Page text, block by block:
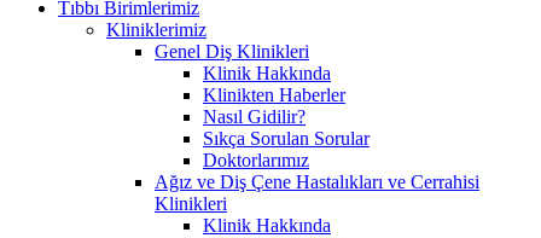
Tıbbı Birimlerimiz
Kliniklerimiz
Genel Diş Klinikleri
Klinik Hakkında
Klinikten Haberler
Nasıl Gidilir?
Sıkça Sorulan Sorular
Doktorlarımız
Ağız ve Diş Çene Hastalıkları ve Cerrahisi
Klinikleri
Klinik Hakkında